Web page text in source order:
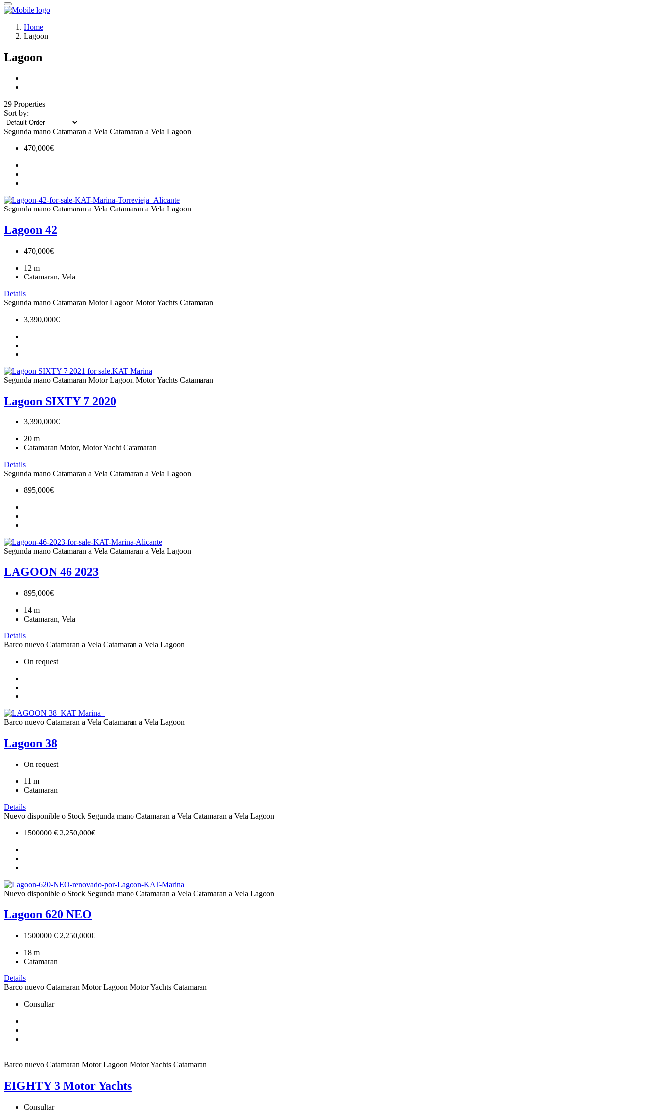
Home
Lagoon
Lagoon
29 Properties
Sort by:
Segunda mano Catamaran a Vela Catamaran a Vela Lagoon
470,000€
Segunda mano Catamaran a Vela Catamaran a Vela Lagoon
Lagoon 42
470,000€
12 m
Catamaran, Vela
Details
Segunda mano Catamaran MotorLagoon Motor Yachts Catamaran
3,390,000€
Segunda mano Catamaran MotorLagoon Motor Yachts Catamaran
Lagoon SIXTY 7 2020
3,390,000€
20 m
Catamaran Motor, Motor Yacht Catamaran
Details
Segunda mano Catamaran a Vela Catamaran a Vela Lagoon
895,000€
Segunda mano Catamaran a Vela Catamaran a Vela Lagoon
LAGOON 46 2023
895,000€
14 m
Catamaran, Vela
Details
Barco nuevo Catamaran a Vela Catamaran a Vela Lagoon
On request
Barco nuevo Catamaran a Vela Catamaran a Vela Lagoon
Lagoon 38
On request
11 m
Catamaran
Details
Nuevo disponible o Stock Segunda mano Catamaran a Vela Catamaran a Vela Lagoon
1500000 € 2,250,000€
Nuevo disponible o Stock Segunda mano Catamaran a Vela Catamaran a Vela Lagoon
Lagoon 620 NEO
1500000 € 2,250,000€
18 m
Catamaran
Details
Barco nuevo Catamaran MotorLagoon Motor Yachts Catamaran
Consultar
Barco nuevo Catamaran MotorLagoon Motor Yachts Catamaran
EIGHTY 3 Motor Yachts
Consultar